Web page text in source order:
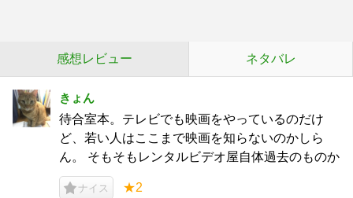
感想レビュー ネタバレ
きょん
待合室本。テレビでも映画をやっているのだけ
ど、若い人はここまで映画を知らないのかしら
ん。 そもそもレンタルビデオ屋自体過去のものか
ナイス ★2